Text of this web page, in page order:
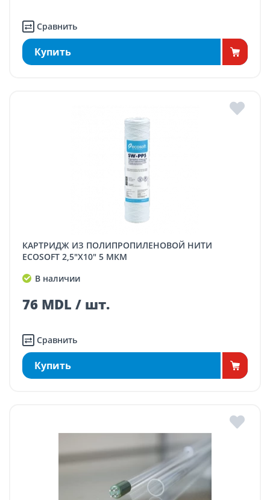
Сравнить
Купить
КАРТРИДЖ ИЗ ПОЛИПРОПИЛЕНОВОЙ НИТИ
ECOSOFT 2,5"X10" 5 МКМ
В наличии
76 MDL / шт.
Сравнить
Купить